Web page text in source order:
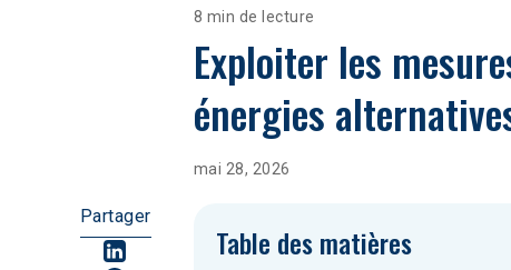
8 min de lecture
Exploiter les
énergies
mai 28, 2026
Partager
Table des matières